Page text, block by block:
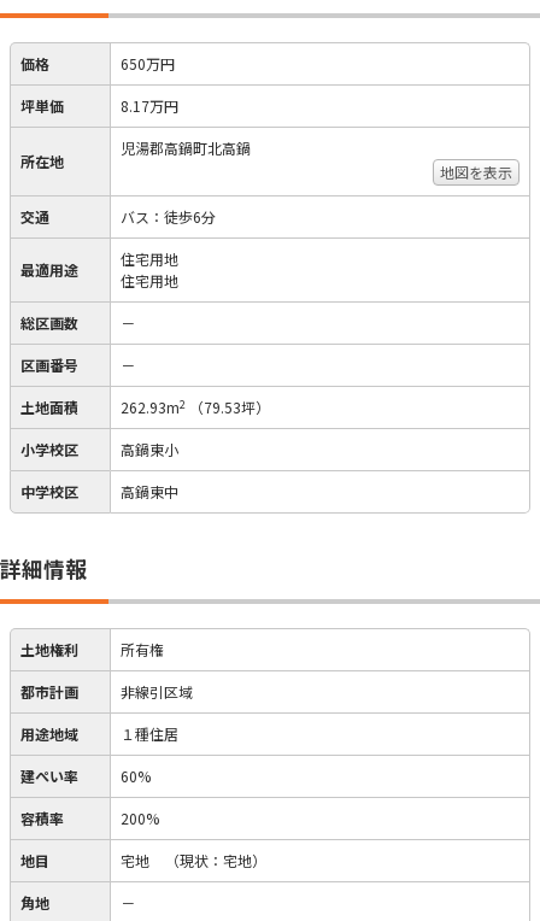
価格 650万円
坪単価 8.17万円
所在地
児湯郡高鍋町北高鍋
地図を表示
交通 バス：徒歩6分
最適用途
住宅用地
住宅用地
総区画数 －
区画番号 －
土地面積 262.93m2 （79.53坪）
小学校区 高鍋東小
中学校区 高鍋東中
詳細情報
土地権利 所有権
都市計画 非線引区域
用途地域 １種住居
建ぺい率 60%
容積率 200%
地目 宅地 （現状：宅地）
角地 －